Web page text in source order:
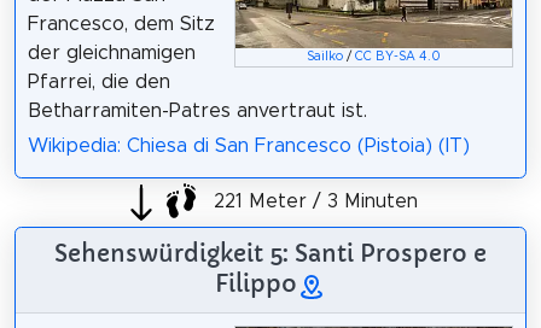
Sailko /CC BY-SA 4.0
Francesco, dem Sitz
der gleichnamigen
Pfarrei, die den
Betharramiten-Patres anvertraut ist.
Wikipedia: Chiesa di San Francesco (Pistoia) (IT)
221 Meter / 3 Minuten
Sehenswürdigkeit 5: Santi Prospero e
Filippo